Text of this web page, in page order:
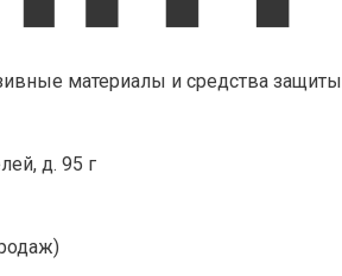
материалы и средства защиты
д. 95 г